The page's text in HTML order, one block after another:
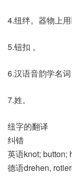
4.纽绊。器物上
5.钮扣 。
6.汉语音韵学名词
7.姓。
纽字的翻译
纠错
英语knot; button;
德语drehen,